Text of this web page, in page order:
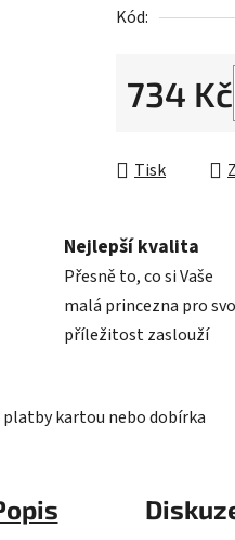
hvězdiček.
Kód:
734 Kč
Tisk
Nejlepší kvalita
Přesně to, co si Vaše
malá princezna pro
příležitost zaslouží
platby kartou nebo dobírka